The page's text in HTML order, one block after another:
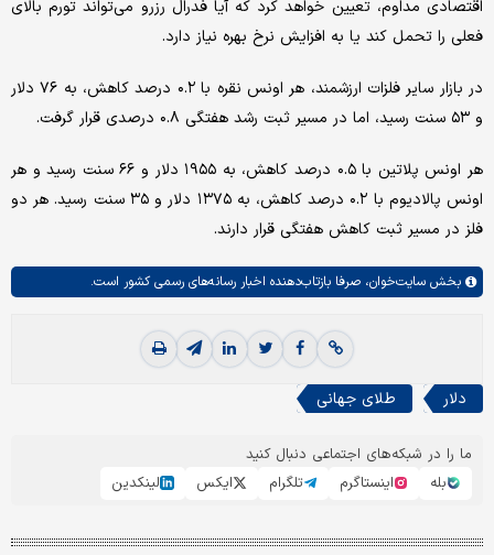
اقتصادی مداوم، تعیین خواهد کرد که آیا فدرال رزرو می‌تواند تورم بالای
فعلی را تحمل کند یا به افزایش نرخ بهره نیاز دارد.
در بازار سایر فلزات ارزشمند، هر اونس نقره با ۰.۲ درصد کاهش، به ۷۶ دلار
و ۵۳ سنت رسید، اما در مسیر ثبت رشد هفتگی ۰.۸ درصدی قرار گرفت.
هر اونس پلاتین با ۰.۵ درصد کاهش، به ۱۹۵۵ دلار و ۶۶ سنت رسید و هر
اونس پالادیوم با ۰.۲ درصد کاهش، به ۱۳۷۵ دلار و ۳۵ سنت رسید. هر دو
فلز در مسیر ثبت کاهش هفتگی قرار دارند.
بخش سایت‌خوان، صرفا بازتاب‌دهنده اخبار رسانه‌های رسمی کشور است.
دلار طلای جهانی
ما را در شبکه‌های اجتماعی دنبال کنید
بله
اینستاگرم تلگرام ایکس لینکدین